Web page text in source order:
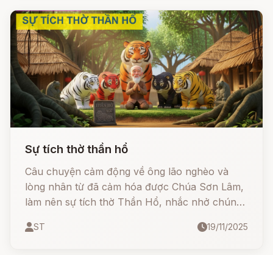
với người kiên định và có tấm lòng vàng?
Sự tích thờ thần hổ
Câu chuyện cảm động về ông lão nghèo và
lòng nhân từ đã cảm hóa được Chúa Sơn Lâm,
làm nên sự tích thờ Thần Hổ, nhắc nhở chúng
ST 19/11/2025